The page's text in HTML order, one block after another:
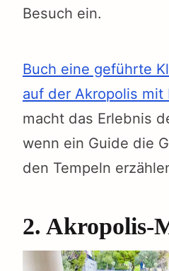
Besuch ein.
Buch eine geführte
auf der Akropolis mit
macht das Erlebnis
wenn ein Guide die
den Tempeln
2. Akropolis-